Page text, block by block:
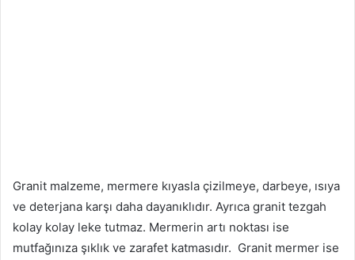
Granit malzeme, mermere kıyasla çizilmeye, darbeye, ısıya
ve deterjana karşı daha dayanıklıdır. Ayrıca granit tezgah
kolay kolay leke tutmaz. Mermerin artı noktası ise
mutfağınıza şıklık ve zarafet katmasıdır. Granit mermer ise